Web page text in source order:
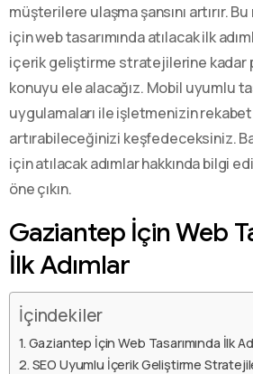
müşterilere ulaşma şansını artırır.
için web tasarımında atılacak ilk
içerik geliştirme stratejilerine kadar
konuyu ele alacağız. Mobil uyumlu
uygulamaları ile işletmenizin rekabet
artırabileceğinizi keşfedeceksiniz.
için atılacak adımlar hakkında bilgi
öne çıkın.
Gaziantep İçin Web
İlk Adımlar
İçindekiler
Gaziantep İçin Web Tasarımında İlk
SEO Uyumlu İçerik Geliştirme